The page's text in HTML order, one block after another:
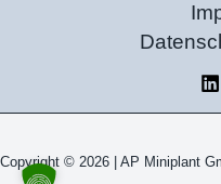
Copyright © 2026 | AP Miniplant